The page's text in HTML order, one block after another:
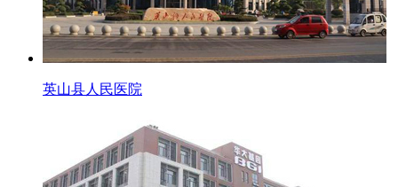
英山县人民医院